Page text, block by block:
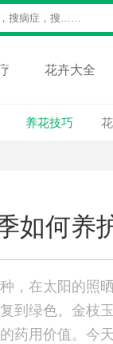
花卉大全
养花技巧
如何养
，在太阳的照
到绿色。金枝
药用价值。今